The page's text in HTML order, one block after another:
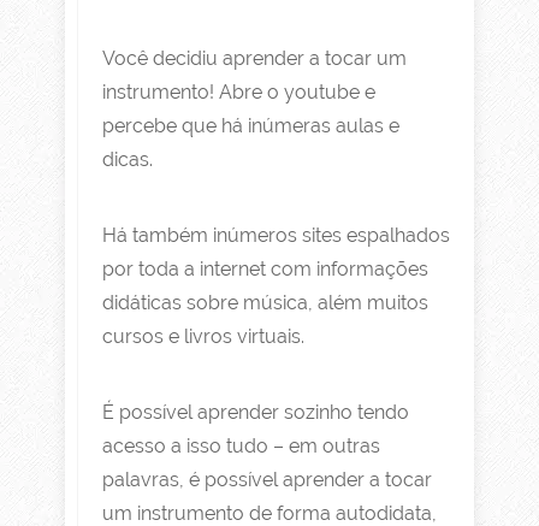
Você decidiu aprender a tocar um
instrumento! Abre o youtube e
percebe que há inúmeras aulas e
dicas.
Há também inúmeros sites espalhados
por toda a internet com informações
didáticas sobre música, além muitos
cursos e livros virtuais.
É possível aprender sozinho tendo
acesso a isso tudo – em outras
palavras, é possível aprender a tocar
um instrumento de forma autodidata,